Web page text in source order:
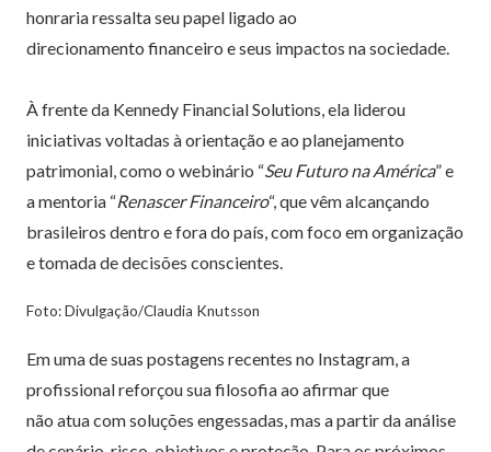
honraria ressalta seu papel ligado ao
direcionamento financeiro e seus impactos na sociedade.
À frente da Kennedy Financial Solutions, ela liderou
iniciativas voltadas à orientação e ao planejamento
patrimonial, como o webinário “Seu Futuro na América” e
a mentoria “Renascer Financeiro“, que vêm alcançando
brasileiros dentro e fora do país, com foco em organização
e tomada de decisões conscientes.
Foto: Divulgação/Claudia Knutsson
Em uma de suas postagens recentes no Instagram, a
profissional reforçou sua filosofia ao afirmar que
não atua com soluções engessadas, mas a partir da análise